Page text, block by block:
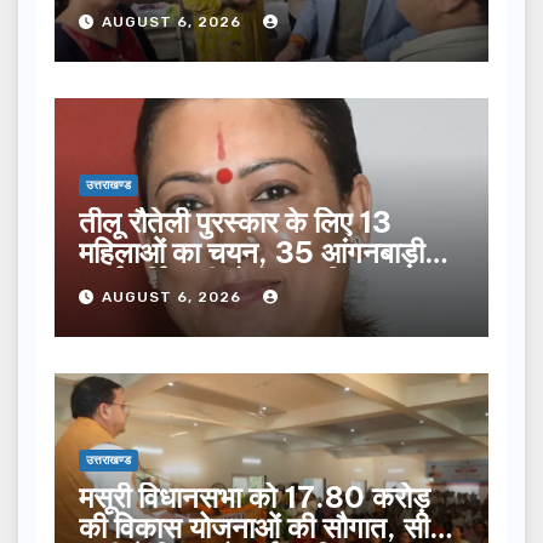
सूची से न छूटे…
AUGUST 6, 2026
उत्तराखण्ड
तीलू रौतेली पुरस्कार के लिए 13
महिलाओं का चयन, 35 आंगनबाड़ी
कार्यकर्तियां भी होंगी सम्मानित…
AUGUST 6, 2026
उत्तराखण्ड
मसूरी विधानसभा को 17.80 करोड़
की विकास योजनाओं की सौगात, सीएम